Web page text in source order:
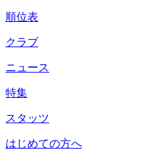
順位表
クラブ
ニュース
特集
スタッツ
はじめての方へ